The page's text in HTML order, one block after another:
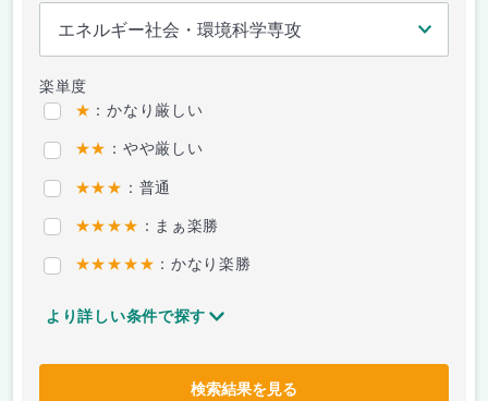
楽単度
★ ：かなり厳しい
★★ ：やや厳しい
★★★ ：普通
★★★★ ：まぁ楽勝
★★★★★ ：かなり楽勝
より詳しい条件で探す
検索結果を見る